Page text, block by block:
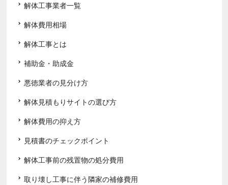
解体工事業者一覧
解体費用相場
解体工事とは
補助金・助成金
悪徳業者の見分け方
解体見積もりサイトの選び方
解体費用の抑え方
見積書のチェックポイント
解体工事前の残置物の処分費用
取り壊し工事に伴う隣家の補修費用